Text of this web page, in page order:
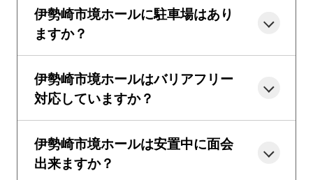
伊勢崎市境ホールに駐車場はあり
ますか？
伊勢崎市境ホールはバリアフリー
対応していますか？
伊勢崎市境ホールは安置中に面会
出来ますか？